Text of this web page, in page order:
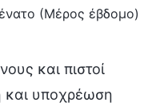
(Μέρος έβδομο)
και πιστοί
και υποχρέωση